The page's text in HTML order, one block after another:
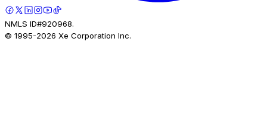
NMLS ID#920968.
© 1995-2026 Xe Corporation Inc.